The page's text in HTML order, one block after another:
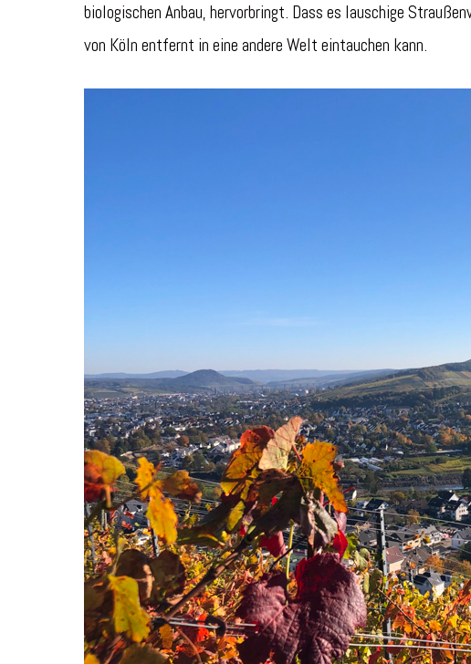
biologischen Anbau, hervorbringt. Dass es lauschige
von Köln entfernt in eine andere Welt eintauchen kann.